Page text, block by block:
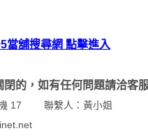
當舖搜尋網 點擊進入
的，如有任何問題請洽客
機 17 聯繫人：黃小姐